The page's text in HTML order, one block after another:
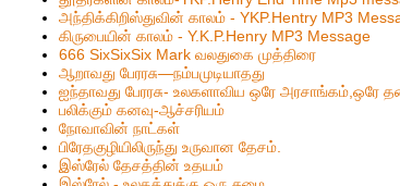
அந்திக்கிறிஸ்துவின் காலம் - YKP.Hentry MP3
கிருபையின் காலம் - Y.K.P.Henry MP3 Message
666 SixSixSix Mark வலதுகை முத்திரை
ஆறாவது பேரரசு—நம்பமுடியாதது
ஐந்தாவது பேரரசு- உலகளாவிய ஒரே அரசாங்கம்,ஒரே
பலிக்கும் கனவு-ஆச்சரியம்
நோவாவின் நாட்கள்
பிரேதகுழியிலிருந்து உருவான தேசம்.
இஸ்ரேல் தேசத்தின் உதயம்